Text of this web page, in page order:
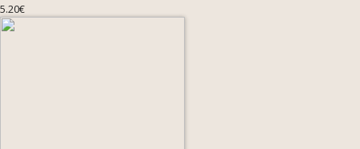
5.20€